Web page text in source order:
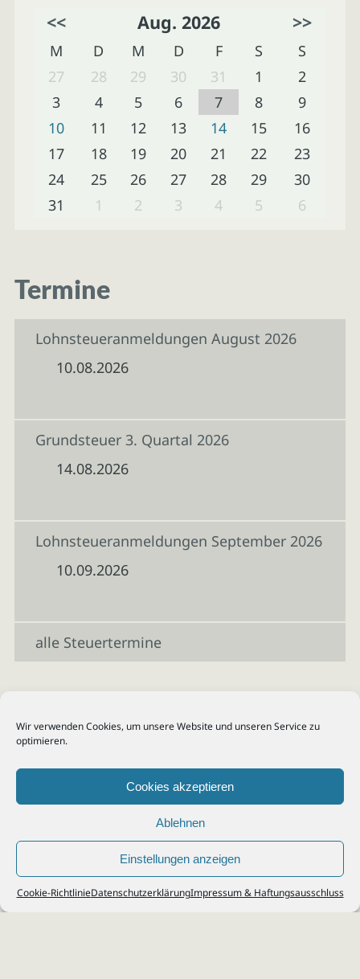
Wir verwenden Cookies, um unsere Website und unseren Service zu
optimieren.
Cookies akzeptieren
Ablehnen
Einstellungen anzeigen
Cookie-RichtlinieDatenschutzerklärungImpressum & Haftungsausschluss
<< Aug. 2026 >>
M D M D F S
S
27
28 29 30 31 1
2
3
4 5 6 7 8
9
10
11 12 13 14 15
16
17
18 19 20 21 22
23
24
25 26 27 28 29
30
31
1 2 3 4 5 6
Termine
Lohnsteueranmeldungen August 2026
10.08.2026
Grundsteuer 3. Quartal 2026
14.08.2026
Lohnsteueranmeldungen September 2026
10.09.2026
alle Steuertermine
© 2026Steuerberater Kempf, Köln - Steuerberatung Poll, Porz, Deutz, Mülheim,